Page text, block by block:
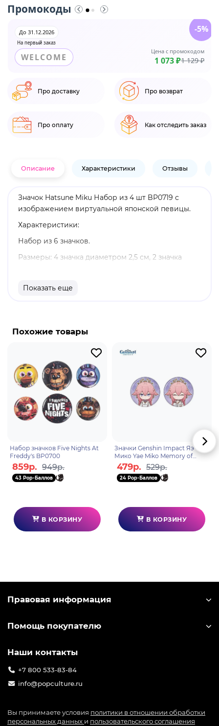
Промокоды
На первый заказ
До 31.12.2026
WELCOME
Цена с промокодом
1 073 ₽1 129 ₽
-5%
Про доставку Про возврат
Про оплату Как отследить заказ
Описание Характеристики Отзывы
Значок Hatsune Miku Набор из 4 шт BP0719 с
изображением виртуальной японской певицы.
Характеристики:
Набор из 6 значков.
Размеры: 4 значка диаметром 2,5 см, 2 значка
Оригинальный и официально лицензированный
Мику Хацунэ - японская виртуальная певица,
августа 2007 года. Для синтеза её голоса
используется технология семплирования голоса
живой певицы с использованием программы
Vocaloid компании Yamaha Corporation.
Показать еще
Похожие товары
Набор значков Five Nights At
Freddy's BP0700
859р. 949р.
43 Pop-Баллов
В КОРЗИНУ
Значки Genshin Impact Яэ
Мико Yae Miko Memory of
Meeting 2шт 6942421112471
479р. 529р.
24 Pop-Баллов
В КОРЗИНУ
Правовая информация
Помощь покупателю
Наши контакты
+7 800 533-83-84
info@popculture.ru
Вы принимаете условия политики в отношении обработки
персональных данных и пользовательского соглашения